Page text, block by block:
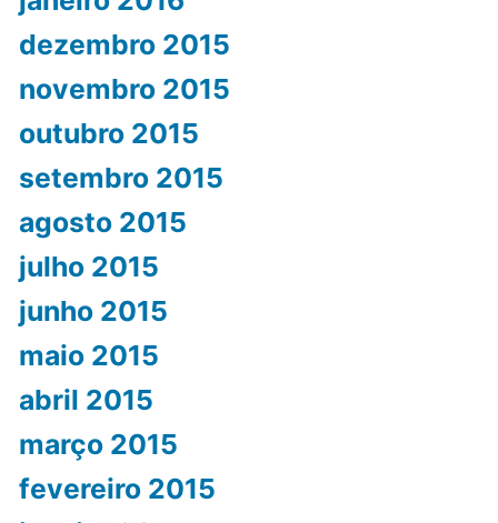
dezembro 2015
novembro 2015
outubro 2015
setembro 2015
agosto 2015
julho 2015
junho 2015
maio 2015
abril 2015
março 2015
fevereiro 2015